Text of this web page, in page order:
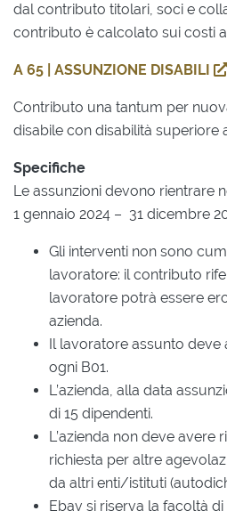
dal contributo titolari, soci e
contributo è calcolato sui costi
A 65 | ASSUNZIONE DISABILI
Contributo una tantum per
disabile con disabilità superiore
Specifiche
Le assunzioni devono rientrare
1 gennaio 2024 – 31 dicembre
Gli interventi non sono
lavoratore: il contributo
lavoratore potrà essere
azienda.
Il lavoratore assunto deve
ogni B01.
L’azienda, alla data
di 15 dipendenti.
L’azienda non deve avere
richiesta per altre
da altri enti/istituti
Ebav si riserva la facoltà